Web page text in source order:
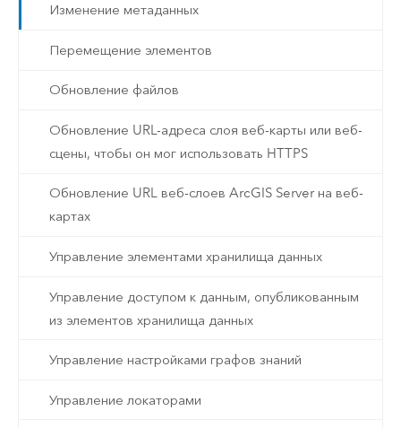
Изменение метаданных
Перемещение элементов
Обновление файлов
Обновление URL-адреса слоя веб-карты или веб-
сцены, чтобы он мог использовать HTTPS
Обновление URL веб-слоев ArcGIS Server на веб-
картах
Управление элементами хранилища данных
Управление доступом к данным, опубликованным
из элементов хранилища данных
Управление настройками графов знаний
Управление локаторами